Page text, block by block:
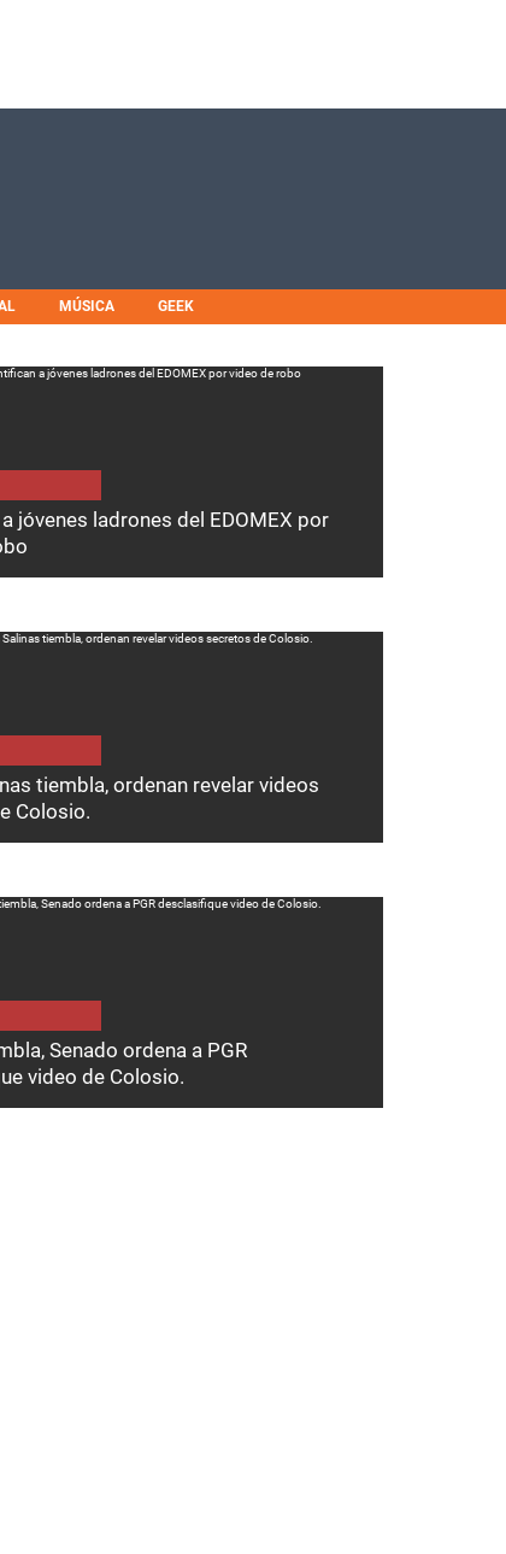
MÚSICA GEEK
jóvenes ladrones del EDOMEX por
tiembla, ordenan revelar videos
Colosio.
Senado ordena a PGR
video de Colosio.